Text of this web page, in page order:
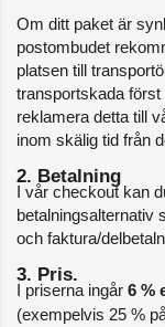
Om ditt paket är
postombudet
platsen till
transportskada först
reklamera detta till
inom skälig tid från
2. Betalning
I vår checkout kan
betalningsalternativ
och faktura/
3. Pris.
I priserna ingår 6 %
(exempelvis 25 %